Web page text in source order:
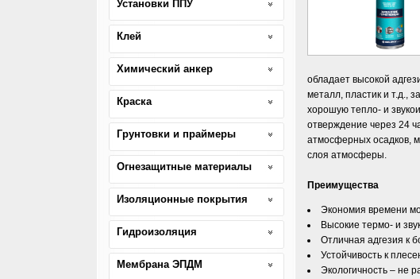
обладает высокой
металл, пластик и т.д.,
хорошую тепло- и
отверждение через 24
атмосферных осадков,
слоя атмосферы.
Преимущества
Экономия времени
Высокие термо- и
Отличная адгезия к
Устойчивость к
Экологичность – не
Установки ППУ
Клей
Химический анкер
Краска
Грунтовки и праймеры
Огнезащитные материалы
Изоляционные покрытия
Гидроизоляция
Мембрана ЭПДМ